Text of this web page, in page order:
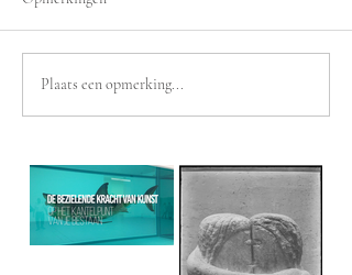
Plaats een opmerking...